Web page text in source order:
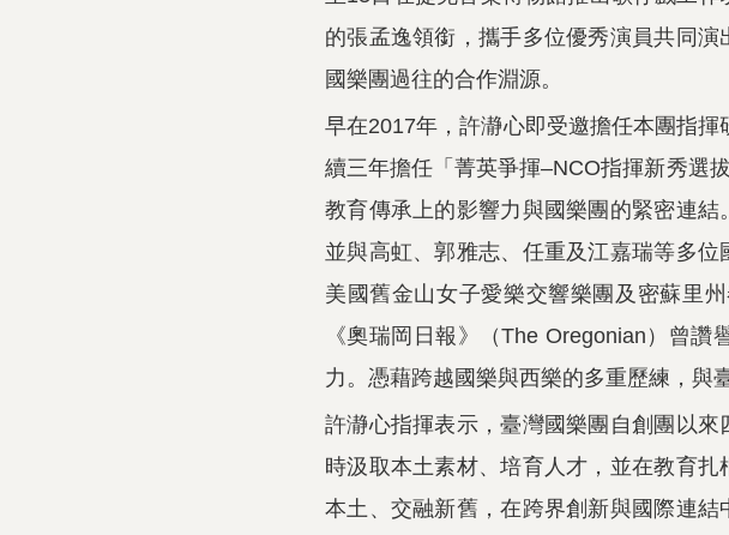
的張孟逸領銜，攜手多位優秀演員共同
國樂團過往的合作淵源。
早在2017年，許瀞心即受邀擔任本團指
續三年擔任「菁英爭揮–NCO指揮新秀選
教育傳承上的影響力與國樂團的緊密連
並與高虹、郭雅志、任重及江嘉瑞等多
美國舊金山女子愛樂交響樂團及密蘇里
《奧瑞岡日報》（The Oregonian）曾
力。憑藉跨越國樂與西樂的多重歷練，與
許瀞心指揮表示，臺灣國樂團自創團以
時汲取本土素材、培育人才，並在教育
本土、交融新舊，在跨界創新與國際連